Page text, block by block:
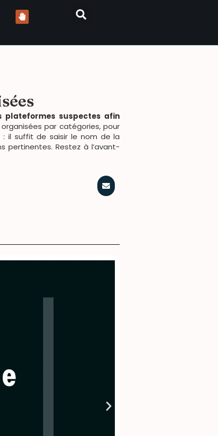
plateformes suspectes afin
par catégories, pour
: il suffit de saisir le nom de la
Restez à l’avant-